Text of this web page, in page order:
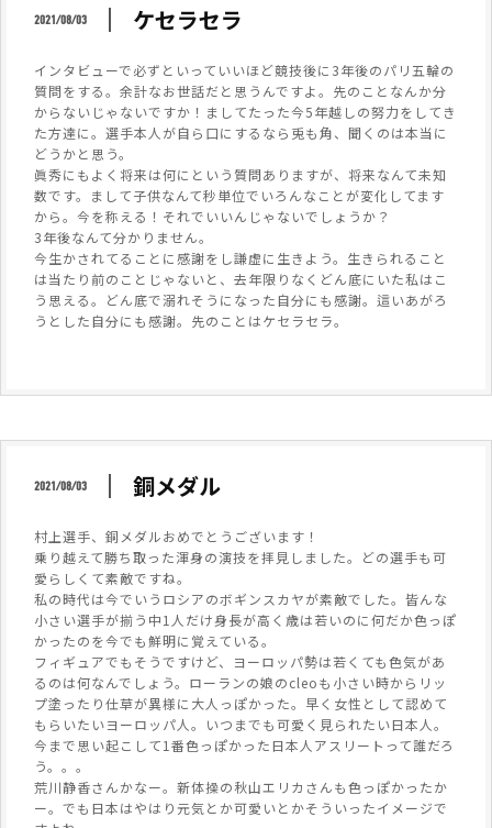
2021/08/03 ケセラセラ
インタビューで必ずといっていいほど競技後に3年後のパリ五輪の
質問をする。余計なお世話だと思うんですよ。先のことなんか分
からないじゃないですか！ましてたった今5年越しの努力をしてき
た方達に。選手本人が自ら口にするなら兎も角、聞くのは本当に
どうかと思う。
眞秀にもよく将来は何にという質問ありますが、将来なんて未知
数です。まして子供なんて秒単位でいろんなことが変化してます
から。今を称える！それでいいんじゃないでしょうか？
3年後なんて分かりません。
今生かされてることに感謝をし謙虚に生きよう。生きられること
は当たり前のことじゃないと、去年限りなくどん底にいた私はこ
う思える。どん底で溺れそうになった自分にも感謝。這いあがろ
うとした自分にも感謝。先のことはケセラセラ。
2021/08/03 銅メダル
村上選手、銅メダルおめでとうございます！
乗り越えて勝ち取った渾身の演技を拝見しました。どの選手も可
愛らしくて素敵ですね。
私の時代は今でいうロシアのボギンスカヤが素敵でした。皆んな
小さい選手が揃う中1人だけ身長が高く歳は若いのに何だか色っぽ
かったのを今でも鮮明に覚えている。
フィギュアでもそうですけど、ヨーロッパ勢は若くても色気があ
るのは何なんでしょう。ローランの娘のcleoも小さい時からリッ
プ塗ったり仕草が異様に大人っぽかった。早く女性として認めて
もらいたいヨーロッパ人。いつまでも可愛く見られたい日本人。
今まで思い起こして1番色っぽかった日本人アスリートって誰だろ
う。。。
荒川静香さんかなー。新体操の秋山エリカさんも色っぽかったか
ー。でも日本はやはり元気とか可愛いとかそういったイメージで